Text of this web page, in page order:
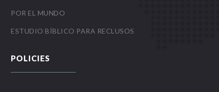
POR EL MUNDO
ESTUDIO BÍBLICO PARA RECLUSOS
POLICIES